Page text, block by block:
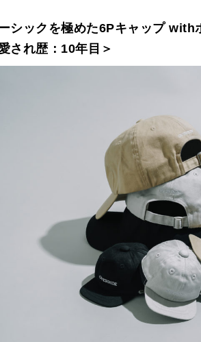
シックを極めた6Pキャップ with
され歴：10年目＞